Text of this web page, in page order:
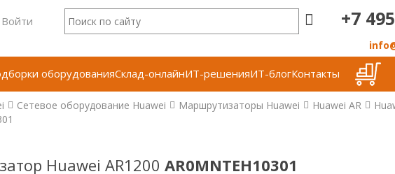
Войти +7
оборудованияСклад-онлайнИТ-решенияИТ-блогКонтакты
Сетевое оборудование Huawei Маршрутизаторы Huawei Huawei AR
Huawei AR1200 AR0MNTEH10301